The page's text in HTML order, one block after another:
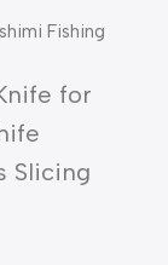
Fishing
for
Slicing